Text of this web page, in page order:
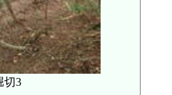
切3